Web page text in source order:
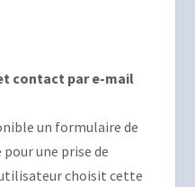
contact par e-mail
un formulaire de
une prise de
choisit cette